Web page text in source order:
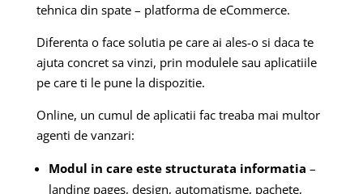
tehnica din spate – platforma de eCommerce.
Diferenta o face solutia pe care ai ales-o si daca te
ajuta concret sa vinzi, prin modulele sau aplicatiile
pe care ti le pune la dispozitie.
Online, un cumul de aplicatii fac treaba mai multor
agenti de vanzari:
Modul in care este structurata informatia –
landing pages, design, automatisme, pachete,